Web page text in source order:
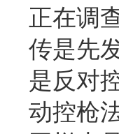
正在调
传是先
是反对
动控枪